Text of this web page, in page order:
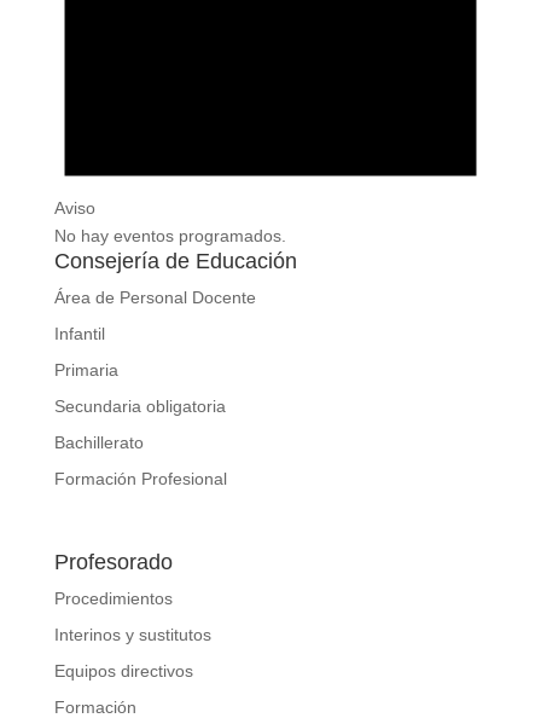
Aviso
No hay eventos programados.
Consejería de Educación
Área de Personal Docente
Infantil
Primaria
Secundaria obligatoria
Bachillerato
Formación Profesional
Profesorado
Procedimientos
Interinos y sustitutos
Equipos directivos
Formación